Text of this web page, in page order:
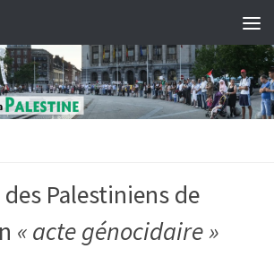
des Palestiniens de
« acte génocidaire »